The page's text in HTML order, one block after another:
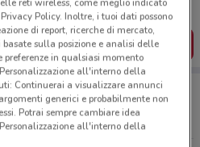
SCARICA L’APP
a Villesse
Policy. Inoltre, i tuoi dati possono
di report, ricerche di mercato,
sulla posizione e analisi delle
in qualsiasi momento
all'interno della
Continuerai a visualizzare annunci
generici e probabilmente non
Potrai sempre cambiare idea
all'interno della